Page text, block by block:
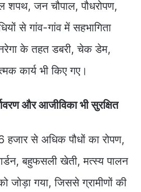
शपथ, जन चौपाल, पौधरोपण,
से गांव-गांव में सहभागिता
के तहत डबरी, चेक डेम,
कार्य भी किए गए।
और आजीविका भी सुरक्षित
हजार से अधिक पौधों का रोपण,
बहुफसली खेती, मत्स्य पालन
जोड़ा गया, जिससे ग्रामीणों की